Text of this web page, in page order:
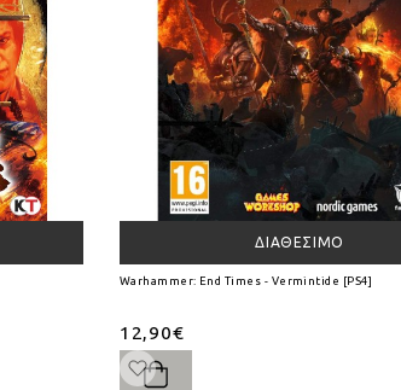
ΔΙΑΘΈΣΙΜΟ
Warhammer: End Times - Vermintide [PS4]
12,90€